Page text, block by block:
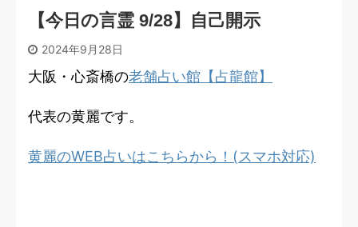
【今日の言霊 9/28】自己開示
2024年9月28日
大阪・心斎橋の老舗占い館【占龍館】
代表の黄麗です。
黄麗のWEB占いはこちらから！(スマホ対応)